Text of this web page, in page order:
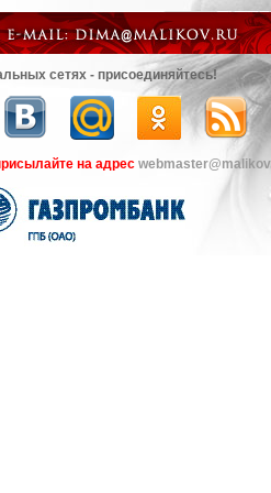
сетях - присоединяйтесь!
на адрес